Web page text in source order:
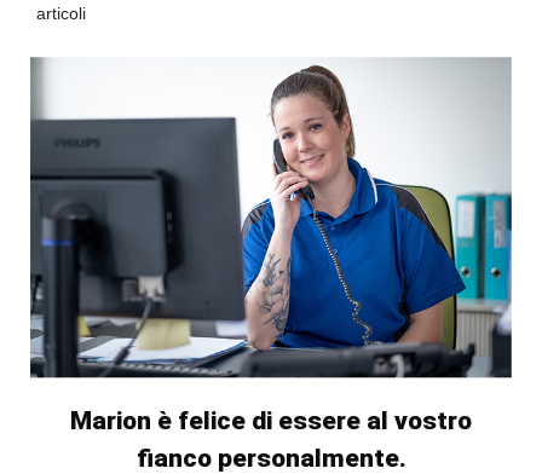
articoli
Marion è felice di essere al vostro
fianco personalmente.